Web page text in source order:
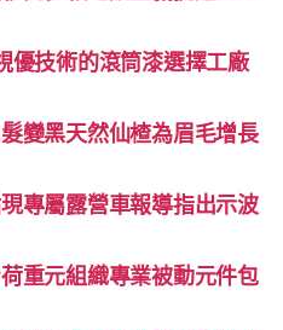
優技術的滾筒漆選擇工廠
變黑天然仙楂為眉毛增長
專屬露營車報導指出示波
重元組織專業被動元件包